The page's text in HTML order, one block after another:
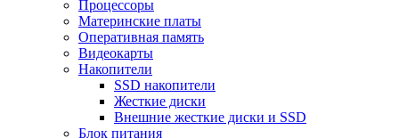
Процессоры
Материнские платы
Оперативная память
Видеокарты
Накопители
SSD накопители
Жесткие диски
Внешние жесткие диски и SSD
Блок питания